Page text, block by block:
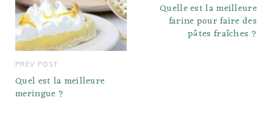
PREV POST
Quel est la meilleure
meringue ?
Quelle est la meilleure
farine pour faire des
pâtes fraîches ?